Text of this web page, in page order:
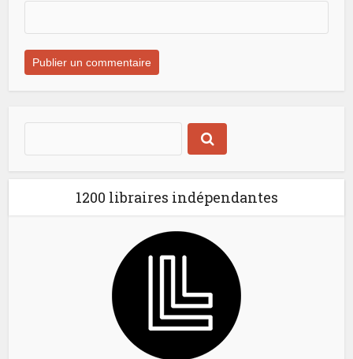
1200 libraires indépendantes